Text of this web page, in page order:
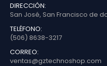
DIRECCIÓN:
San José, San Francisco de
TELÉFONO:
(506) 8638-3217
CORREO:
ventas@gztechnoshop.com